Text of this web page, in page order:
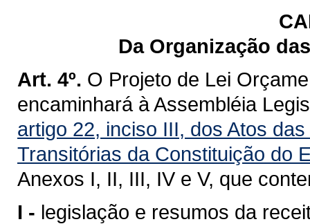
Da Organização
Art. 4º. O Projeto de Lei
encaminhará à Assembléia
artigo 22, inciso III, dos Atos
Transitórias da Constituição do
Anexos I, II, III, IV e V, que
I - legislação e resumos da